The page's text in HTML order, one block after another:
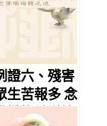
證六、殘害
生苦報多 念
佛懺悔轉逆境